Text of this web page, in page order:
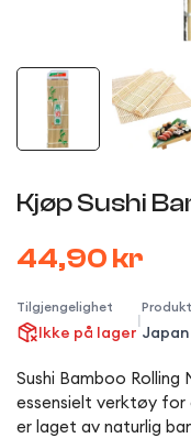
Kjøp Sushi
44,90 kr
Tilgjengelighet
Ikke på lager
|
Japan
Sushi Bamboo
essensielt verktøy for
er laget av naturlig